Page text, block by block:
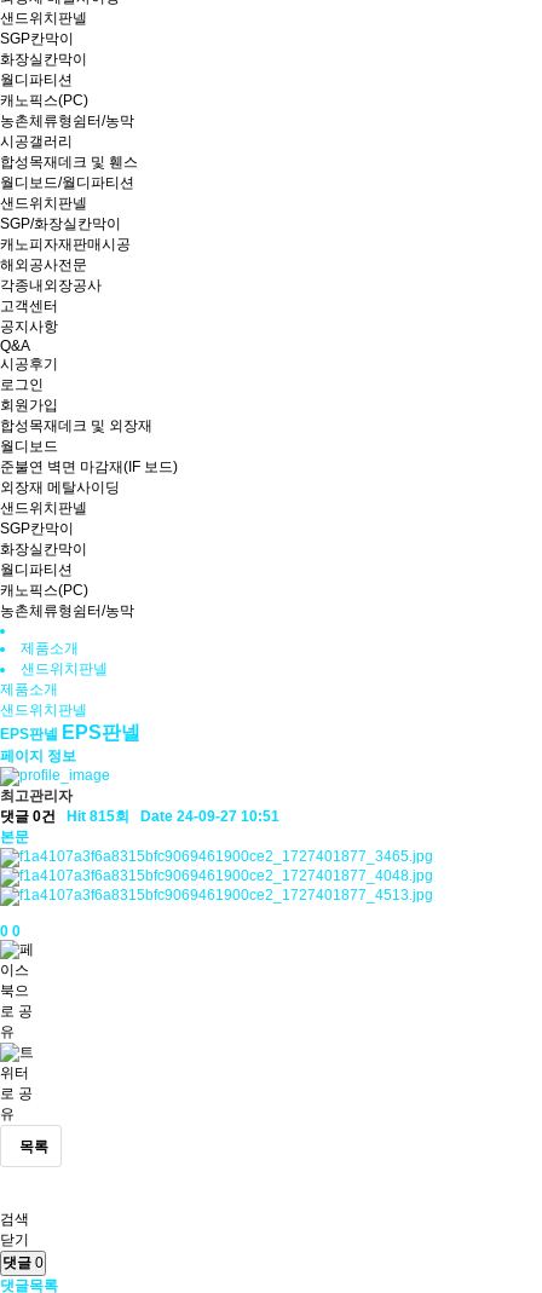
샌드위치판넬
SGP칸막이
화장실칸막이
월디파티션
캐노픽스(PC)
농촌체류형쉼터/농막
시공갤러리
합성목재데크 및 휀스
월디보드/월디파티션
샌드위치판넬
SGP/화장실칸막이
캐노피자재판매시공
해외공사전문
각종내외장공사
고객센터
공지사항
Q&A
시공후기
로그인
회원가입
합성목재데크 및 외장재
월디보드
준불연 벽면 마감재(IF 보드)
외장재 메탈사이딩
샌드위치판넬
SGP칸막이
화장실칸막이
월디파티션
캐노픽스(PC)
농촌체류형쉼터/농막
제품소개
샌드위치판넬
제품소개
샌드위치판넬
EPS판넬 EPS판넬
페이지 정보
최고관리자
댓글 0건
Hit 815회
Date 24-09-27 10:51
본문
0 0
목록
검색
닫기
댓글 0
댓글목록